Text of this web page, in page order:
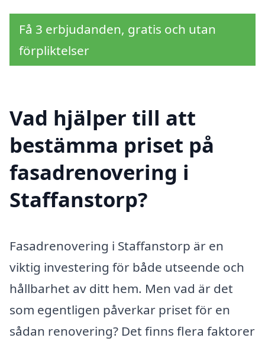
Få 3 erbjudanden, gratis och utan
förpliktelser
Vad hjälper till att
bestämma priset på
fasadrenovering i
Staffanstorp?
Fasadrenovering i Staffanstorp är en
viktig investering för både utseende och
hållbarhet av ditt hem. Men vad är det
som egentligen påverkar priset för en
sådan renovering? Det finns flera faktorer